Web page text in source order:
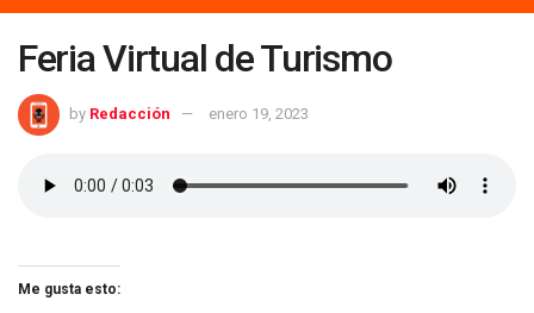
Feria Virtual de Turismo
by Redacción enero 19, 2023
Me gusta esto: